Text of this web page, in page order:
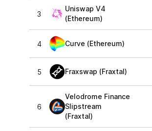
3
Uniswap V4
(Ethereum)
4 Curve (Ethereum)
5 Fraxswap (Fraxtal)
6
Velodrome Finance
Slipstream
(Fraxtal)